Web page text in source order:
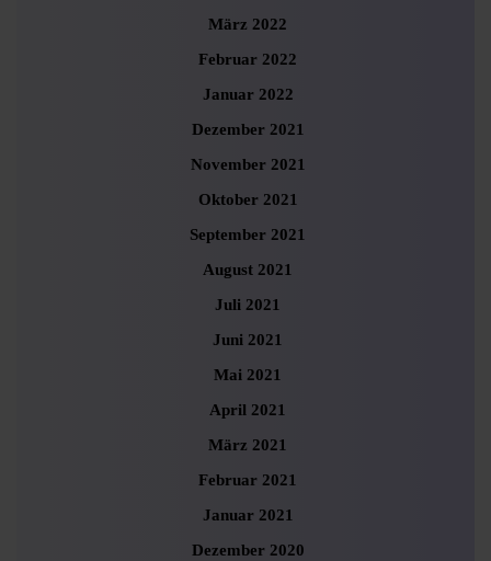
März 2022
Februar 2022
Januar 2022
Dezember 2021
November 2021
Oktober 2021
September 2021
August 2021
Juli 2021
Juni 2021
Mai 2021
April 2021
März 2021
Februar 2021
Januar 2021
Dezember 2020